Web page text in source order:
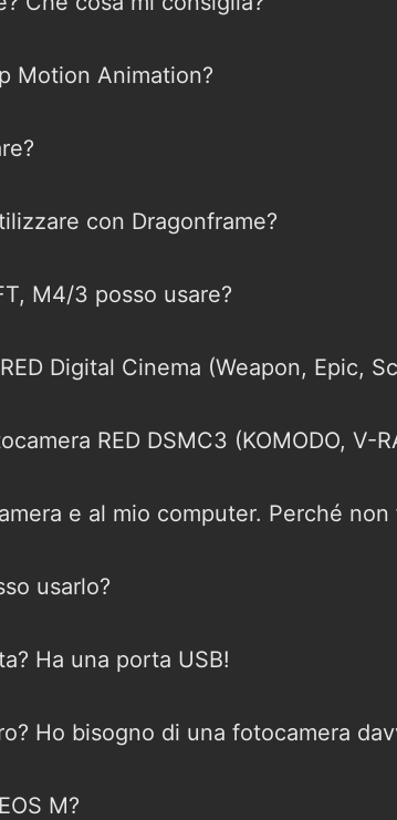
Motion Animation?
con Dragonframe?
M4/3 posso usare?
Digital Cinema (Weapon, Epic,
RED DSMC3 (KOMODO, V-
e al mio computer. Perché non
usarlo?
Ha una porta USB!
Ho bisogno di una fotocamera
M?